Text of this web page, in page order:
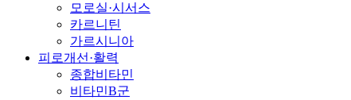
모로실·시서스
카르니틴
가르시니아
피로개선·활력
종합비타민
비타민B군